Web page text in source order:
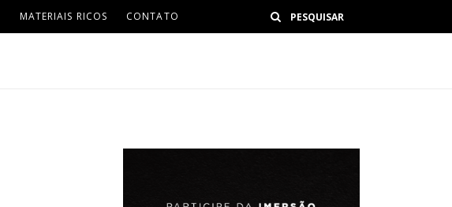
MATERIAIS RICOS CONTATO Buscar